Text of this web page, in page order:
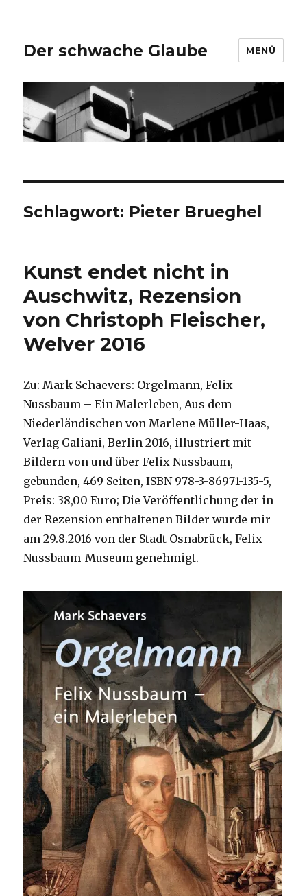
Der schwache Glaube MENÜ
Schlagwort: Pieter Brueghel
Kunst endet nicht in
Auschwitz, Rezension
von Christoph Fleischer,
Welver 2016
Zu: Mark Schaevers: Orgelmann, Felix
Nussbaum – Ein Malerleben, Aus dem
Niederländischen von Marlene Müller-Haas,
Verlag Galiani, Berlin 2016, illustriert mit
Bildern von und über Felix Nussbaum,
gebunden, 469 Seiten, ISBN 978-3-86971-135-5,
Preis: 38,00 Euro; Die Veröffentlichung der in
der Rezension enthaltenen Bilder wurde mir
am 29.8.2016 von der Stadt Osnabrück, Felix-
Nussbaum-Museum genehmigt.